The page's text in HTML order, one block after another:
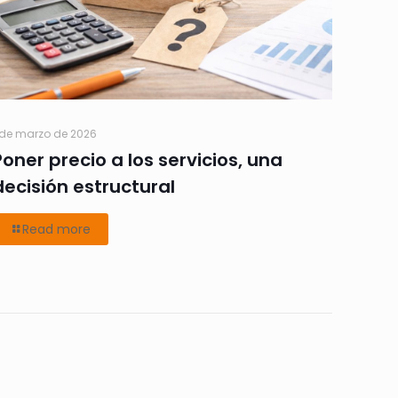
marzo de 2026
precio a los servicios, una
estructural
Read more